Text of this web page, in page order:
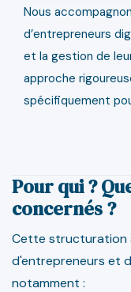
Nous
d’entrepreneurs
et la gestion de
approche
spécifiquement
Pour qui ?
concernés ?
Cette structuration
d'entrepreneurs et
notamment :